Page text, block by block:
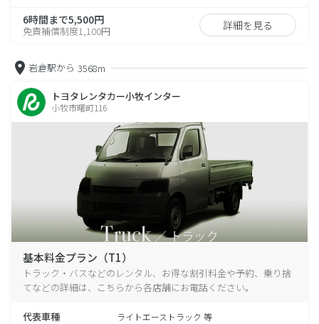
6時間まで5,500円
免責補償制度1,100円 詳細を見る
岩倉駅から 3568m
トヨタレンタカー小牧インター
小牧市曙町116
基本料金プラン（T1）
トラック・バスなどのレンタル、お得な割引料金や予約、乗り捨
てなどの詳細は、こちらから各店舗にお電話ください。
代表車種 ライトエーストラック 等